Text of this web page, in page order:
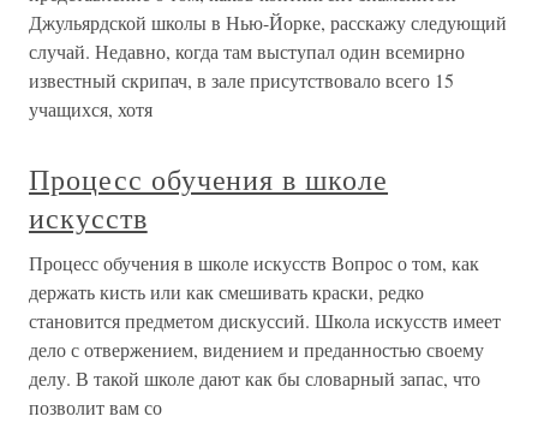
Джульярдской школы в Нью-Йорке, расскажу следующий
случай. Недавно, когда там выступал один всемирно
известный скрипач, в зале присутствовало всего 15
учащихся, хотя
Процесс обучения в школе
искусств
Процесс обучения в школе искусств Вопрос о том, как
держать кисть или как смешивать краски, редко
становится предметом дискуссий. Школа искусств имеет
дело с отвержением, видением и преданностью своему
делу. В такой школе дают как бы словарный запас, что
позволит вам со